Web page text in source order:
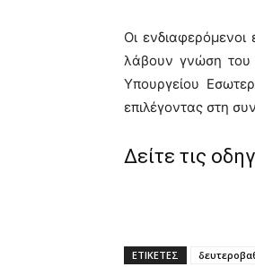
Οι
λάβουν γνώση του
Υπουργείου
επιλέγοντας στη
Δείτε τις
ΕΤΙΚΕΤΕΣ